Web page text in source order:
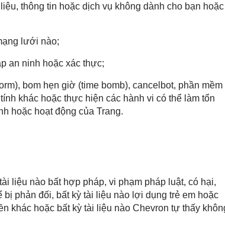
thông tin hoặc dịch vụ không dành cho bạn hoặc
lưới nào;
an ninh hoặc xác thực;
bom hẹn giờ (time bomb), cancelbot, phần mềm
khác hoặc thực hiện các hành vi có thể làm tổn
hoặc hoạt động của Trang.
liệu nào bất hợp pháp, vi phạm pháp luật, có hại,
phản đối, bất kỳ tài liệu nào lợi dụng trẻ em hoặc
khác hoặc bất kỳ tài liệu nào Chevron tự thấy